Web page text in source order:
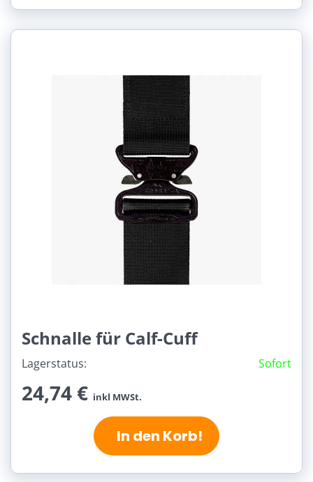
Schnalle für Calf-Cuff
Lagerstatus: Sofort
24,74 € inkl MWSt.
In den Korb!